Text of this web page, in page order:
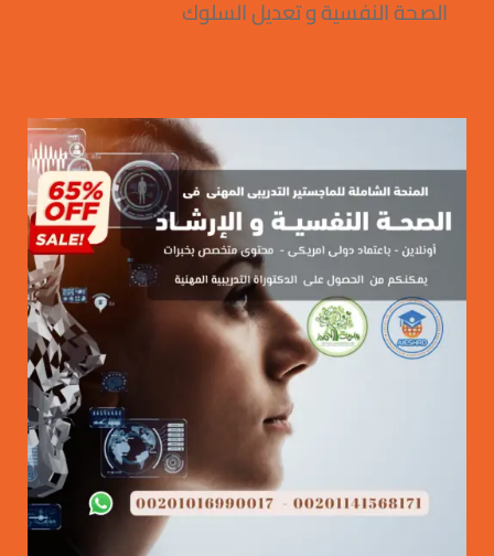
الصحة النفسية و تعديل السلوك